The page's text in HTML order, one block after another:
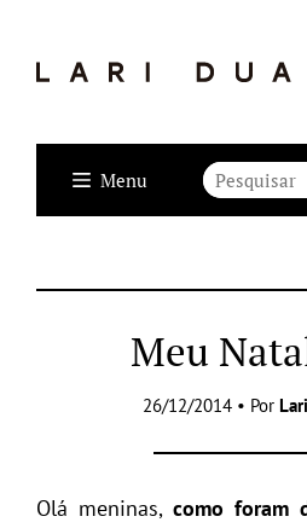
Menu
Meu
26/12/2014 • Por Lari
Olá meninas, como foram